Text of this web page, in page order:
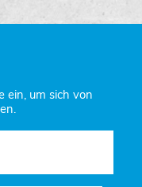
ein, um sich von